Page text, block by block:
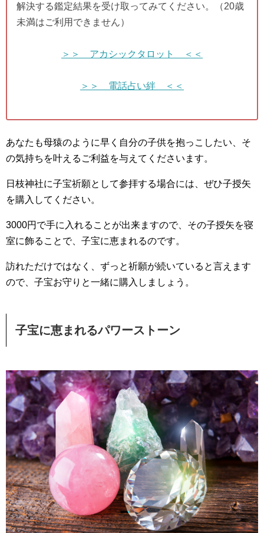
解決する鑑定結果を受け取ってみてください。（20歳
未満はご利用できません）
＞＞ アカシックタロット ＜＜
＞＞ 電話占い絆 ＜＜
あなたも母猿のように早く自分の子供を抱っこしたい、そ
の気持ちを叶えるご利益を与えてくださいます。
日枝神社に子宝祈願として参拝する場合には、ぜひ子授矢
を購入してください。
3000円で手に入れることが出来ますので、その子授矢を寝
室に飾ることで、子宝に恵まれるのです。
訪れただけではなく、ずっと祈願が続いていると言えます
ので、子宝お守りと一緒に購入しましょう。
子宝に恵まれるパワーストーン